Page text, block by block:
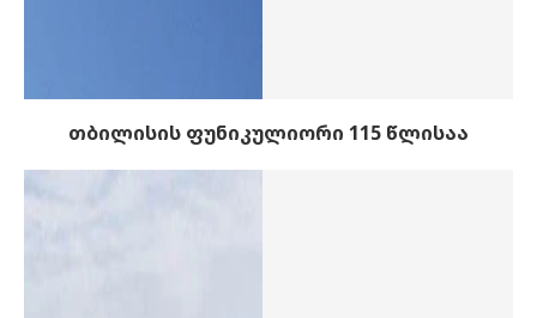
თბილისის ფუნიკულიორი 115 წლისაა